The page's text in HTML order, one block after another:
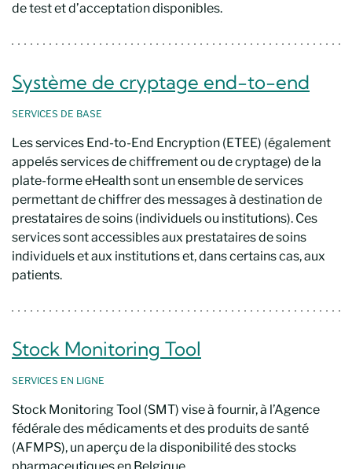
de test et d’acceptation disponibles.
Système de cryptage end-to-end
SERVICES DE BASE
Les services End-to-End Encryption (ETEE) (également
appelés services de chiffrement ou de cryptage) de la
plate-forme eHealth sont un ensemble de services
permettant de chiffrer des messages à destination de
prestataires de soins (individuels ou institutions). Ces
services sont accessibles aux prestataires de soins
individuels et aux institutions et, dans certains cas, aux
patients.
Stock Monitoring Tool
SERVICES EN LIGNE
Stock Monitoring Tool (SMT) vise à fournir, à l’Agence
fédérale des médicaments et des produits de santé
(AFMPS), un aperçu de la disponibilité des stocks